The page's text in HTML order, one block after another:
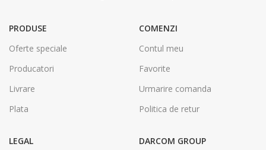
PRODUSE
Oferte speciale
Producatori
Livrare
Plata
COMENZI
Contul meu
Favorite
Urmarire comanda
Politica de retur
LEGAL DARCOM GROUP